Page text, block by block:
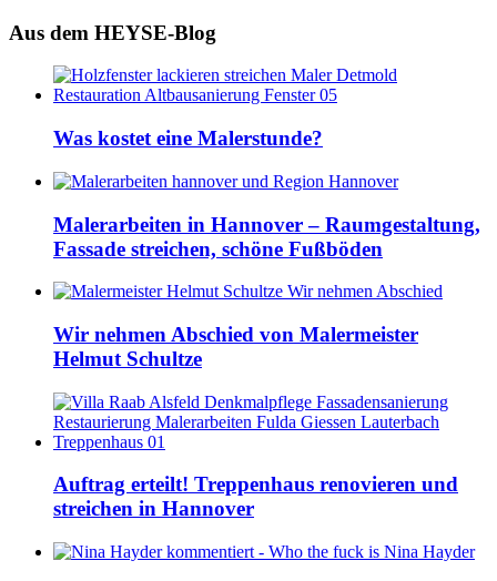
Aus dem HEYSE-Blog
Was kostet eine Malerstunde?
Malerarbeiten in Hannover – Raumgestaltung,
Fassade streichen, schöne Fußböden
Wir nehmen Abschied von Malermeister
Helmut Schultze
Auftrag erteilt! Treppenhaus renovieren und
streichen in Hannover